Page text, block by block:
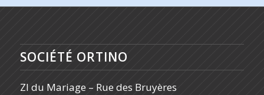
SOCIÉTÉ ORTINO
ZI du Mariage – Rue des Bruyères